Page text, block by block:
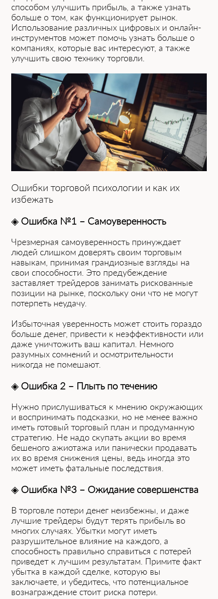
способом улучшить прибыль, а также узнать
больше о том, как функционирует рынок.
Использование различных цифровых и онлайн-
инструментов может помочь узнать больше о
компаниях, которые вас интересуют, а также
улучшить свою технику торговли.
Ошибки торговой психологии и как их
избежать
◈ Ошибка №1 – Самоуверенность
Чрезмерная самоуверенность принуждает
людей слишком доверять своим торговым
навыкам, принимая грандиозные взгляды на
свои способности. Это предубеждение
заставляет трейдеров занимать рискованные
позиции на рынке, поскольку они что не могут
потерпеть неудачу.
Избыточная уверенность может стоить гораздо
больше денег, привести к неэффективности или
даже уничтожить ваш капитал. Немного
разумных сомнений и осмотрительности
никогда не помешают.
◈ Ошибка 2 – Плыть по течению
Нужно прислушиваться к мнению окружающих
и воспринимать подсказки, но не менее важно
иметь готовый торговый план и продуманную
стратегию. Не надо скупать акции во время
бешеного ажиотажа или панически продавать
их во время снижения цены, ведь иногда это
может иметь фатальные последствия.
◈ Ошибка №3 – Ожидание совершенства
В торговле потери денег неизбежны, и даже
лучшие трейдеры будут терять прибыль во
многих случаях. Убытки могут иметь
разрушительное влияние на каждого, а
способность правильно справиться с потерей
приведет к лучшим результатам. Примите факт
убытка в каждой сделке, которую вы
заключаете, и убедитесь, что потенциальное
вознаграждение стоит риска потери.